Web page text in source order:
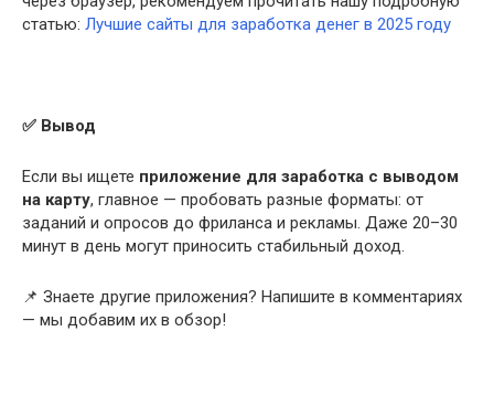
статью: Лучшие сайты для заработка денег в 2025 году
✅ Вывод
Если вы ищете приложение для заработка с выводом
на карту, главное — пробовать разные форматы: от
заданий и опросов до фриланса и рекламы. Даже 20–30
минут в день могут приносить стабильный доход.
📌 Знаете другие приложения? Напишите в комментариях
— мы добавим их в обзор!